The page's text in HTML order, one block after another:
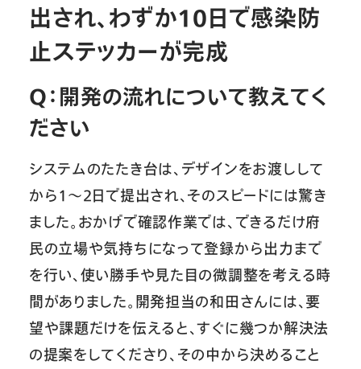
出され、わずか10日で感染防
止ステッカーが完成
Q：開発の流れについて教えてく
ださい
システムのたたき台は、デザインをお渡しして
から1〜2日で提出され、そのスピードには驚き
ました。おかげで確認作業では、できるだけ府
民の立場や気持ちになって登録から出力まで
を行い、使い勝手や見た目の微調整を考える時
間がありました。開発担当の和田さんには、要
望や課題だけを伝えると、すぐに幾つか解決法
の提案をしてくださり、その中から決めること